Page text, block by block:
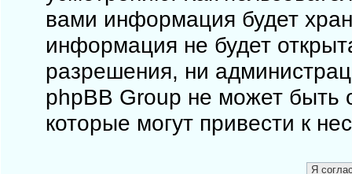
вами информация будет
информация не будет
разрешения, ни
phpBB Group не может быть
которые могут привести к